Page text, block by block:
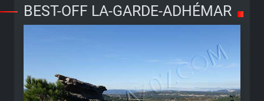
BEST-OFF LA-GARDE-ADHÉMAR